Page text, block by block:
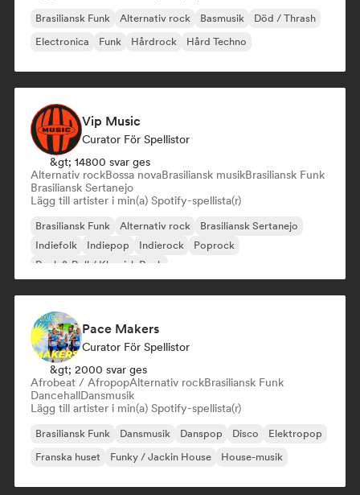
Brasiliansk Funk Alternativ rock Basmusik
Död / Thrash
Electronica
Funk Hårdrock Hård Techno
Vip Music
Curator För Spellistor
&gt; 14800 svar ges
Alternativ rockBossa novaBrasiliansk musikBrasiliansk Funk
Brasiliansk Sertanejo
Lägg till artister i min(a) Spotify-spellista(r)
Brasiliansk Funk Alternativ rock
Brasiliansk Sertanejo
Indiefolk
Indiepop Indierock
Poprock
Rock & Roll / Klassisk Rock
Pace Makers
Curator För Spellistor
&gt; 2000 svar ges
Afrobeat / AfropopAlternativ rockBrasiliansk Funk
DancehallDansmusik
Lägg till artister i min(a) Spotify-spellista(r)
Brasiliansk Funk Dansmusik Danspop Disco
Elektropop
Franska huset
Funky / Jackin House House-musik